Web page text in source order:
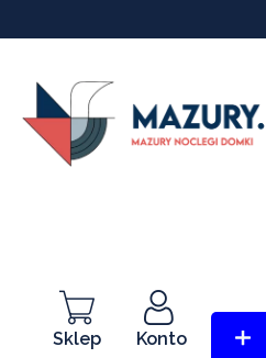
Sklep Konto